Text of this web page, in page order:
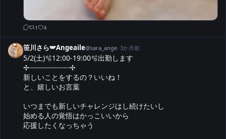
1 4
笹川さら🪽Angeaile@sara_ange· 3か月前
5/2(土)🫧12:00-19:00🫧出勤します
✢┈┈┈┈┈┈┈┈┈┈✢
新しいことをするの？いいね！
と、嬉しいお言葉
いつまでも新しいチャレンジはし続けたいし
始める人の覚悟はかっこいいから
応援したくなっちゃう